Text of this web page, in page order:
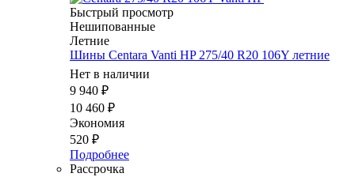
Быстрый просмотр
Нешипованные
Летние
Шины Centara Vanti HP 275/40 R20 106Y летние
Нет в наличии
9 940 ₽
10 460 ₽
Экономия
520 ₽
Подробнее
Рассрочка